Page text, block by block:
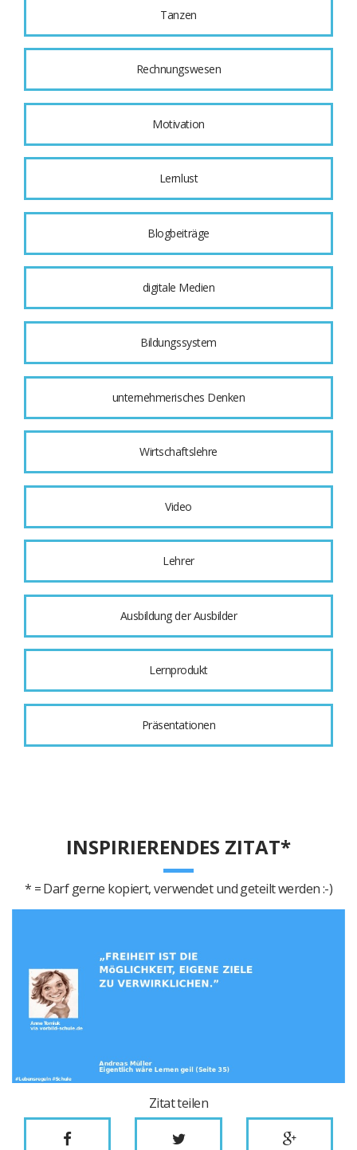
Tanzen
Rechnungswesen
Motivation
Lernlust
Blogbeiträge
digitale Medien
Bildungssystem
unternehmerisches Denken
Wirtschaftslehre
Video
Lehrer
Ausbildung der Ausbilder
Lernprodukt
Präsentationen
INSPIRIERENDES ZITAT*
* = Darf gerne kopiert, verwendet und geteilt werden :-)
Zitat teilen